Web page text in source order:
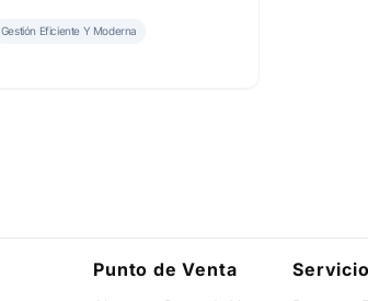
Gestión Eficiente Y Moderna
Punto de Venta